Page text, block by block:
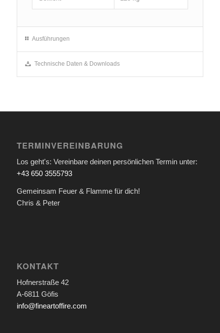
Ausführungen
Technische Daten & Downloads
TERMINVEREINBARUNG
Los geht's: Vereinbare deinen persönlichen Termin unter:
+43 650 3555793
Gemeinsam Feuer & Flamme für dich!
Chris & Peter
KONTAKT
Hofnerstraße 42
A-6811 Göfis
info@fineartoffire.com